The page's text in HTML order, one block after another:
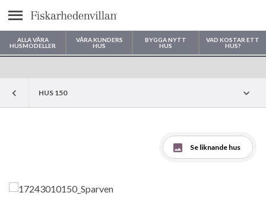
Meny
ALLA VÅRA
HUSMODELLER
VÅRA KUNDERS
HUS
BYGGA NYTT
HUS
VAD KOSTAR ETT
HUS?
Var vill du bygga ditt hus?
HUS 150
Se liknande hus